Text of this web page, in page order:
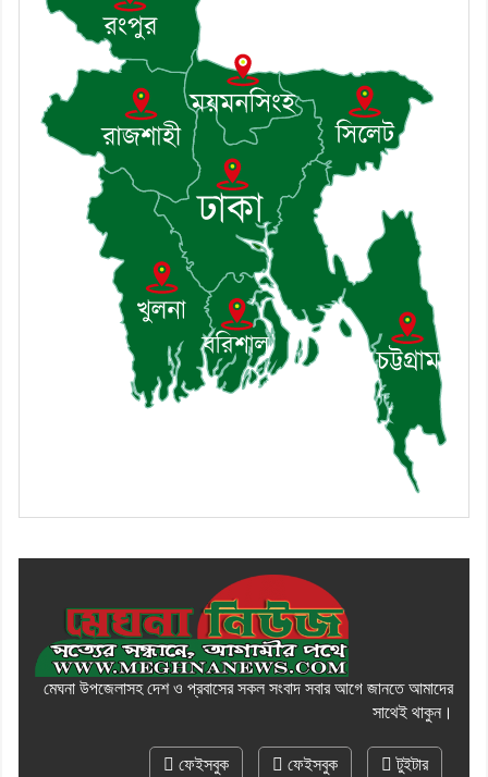
৮। মেঘনায় আইন-শৃঙ্খলা কমিটির মাসিক
সভা অনুষ্ঠিত
৯। জাতীয় নেতা ড. খন্দকার মোশাররফ
হোসেনের মূল্যায়ন কোথায় এবং একটি
বিশ্লেষণ
১০। দাউদকান্দিতে ইউপি সদস্যকে মারধরের
চেষ্টা ও প্রাণনাশের হুমকির অভিযোগ
মেঘনা উপজেলাসহ দেশ ও প্রবাসের সকল সংবাদ সবার আগে জানতে আমাদের
সাথেই থাকুন।
ফেইসবুক ফেইসবুক টুইটার